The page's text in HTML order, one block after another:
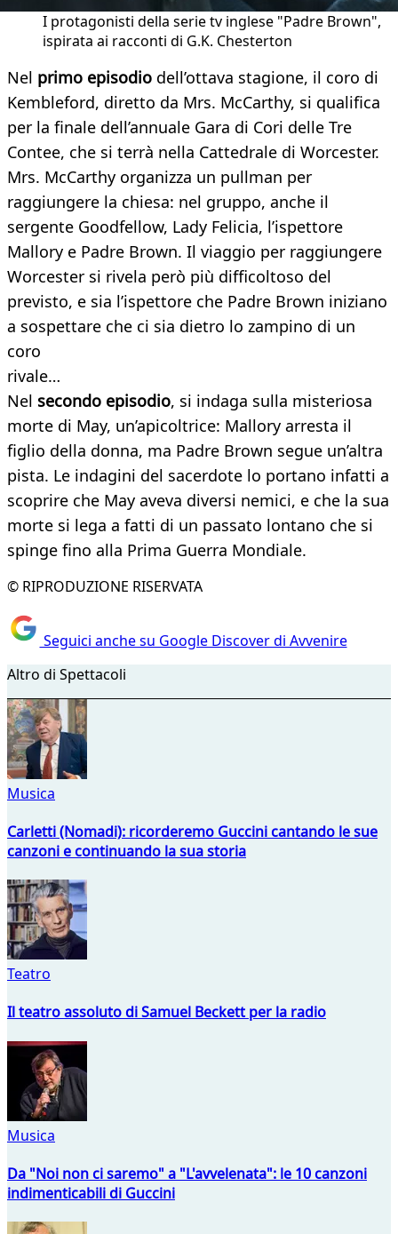
I protagonisti della serie tv inglese "Padre Brown",
ispirata ai racconti di G.K. Chesterton
Nel primo episodio dell’ottava stagione, il coro di
Kembleford, diretto da Mrs. McCarthy, si qualifica
per la finale dell’annuale Gara di Cori delle Tre
Contee, che si terrà nella Cattedrale di Worcester.
Mrs. McCarthy organizza un pullman per
raggiungere la chiesa: nel gruppo, anche il
sergente Goodfellow, Lady Felicia, l’ispettore
Mallory e Padre Brown. Il viaggio per raggiungere
Worcester si rivela però più difficoltoso del
previsto, e sia l’ispettore che Padre Brown iniziano
a sospettare che ci sia dietro lo zampino di un
coro
rivale…
Nel secondo episodio, si indaga sulla misteriosa
morte di May, un’apicoltrice: Mallory arresta il
figlio della donna, ma Padre Brown segue un’altra
pista. Le indagini del sacerdote lo portano infatti a
scoprire che May aveva diversi nemici, e che la sua
morte si lega a fatti di un passato lontano che si
spinge fino alla Prima Guerra Mondiale.
© RIPRODUZIONE RISERVATA
Seguici anche su Google Discover di Avvenire
Altro di Spettacoli
Musica
Carletti (Nomadi): ricorderemo Guccini cantando le sue
canzoni e continuando la sua storia
Teatro
Il teatro assoluto di Samuel Beckett per la radio
Musica
Da "Noi non ci saremo" a "L'avvelenata": le 10 canzoni
indimenticabili di Guccini